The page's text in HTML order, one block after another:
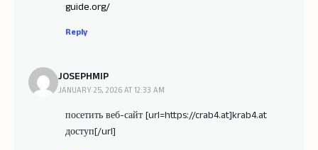
guide.org/
Reply
JOSEPHMIP
JANUARY 25, 2026 AT 12:33 AM
посетить веб-сайт [url=https://crab4.at]krab4.at
доступ[/url]